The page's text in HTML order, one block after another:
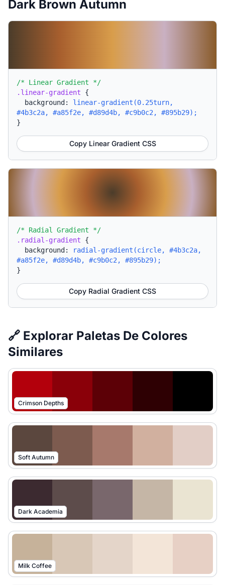
Dark Brown Autumn
/* Linear Gradient */
.linear-gradient {
background: linear-gradient(0.25turn,
#4b3c2a, #a85f2e, #d89d4b, #c9b0c2, #895b29);
}
Copy Linear Gradient CSS
/* Radial Gradient */
.radial-gradient {
background:
radial-gradient(circle, #4b3c2a,
#a85f2e, #d89d4b, #c9b0c2, #895b29);
}
Copy Radial Gradient CSS
🔗 Explorar Paletas De Colores
Similares
Crimson Depths
Soft Autumn
Dark Academia
Milk Coffee